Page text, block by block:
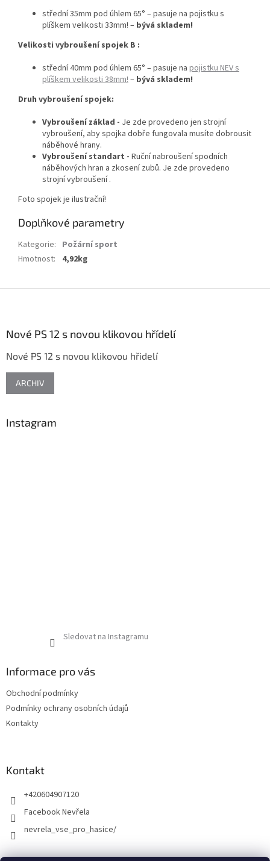
střední 35mm pod úhlem 65° –pasuje na pojistku s
plíškem velikosti 33mm! – bývá skladem!
Velikosti vybroušení spojek B :
střední 40mm pod úhlem 65° –pasuje na pojistku NEV s
plíškem velikosti 38mm! – bývá skladem!
Druh vybroušení spojek:
Vybroušení základ - Je zde provedeno jen strojní
vybroušení, aby spojka dobře fungovala musíte dobrousit
náběhové hrany.
Vybroušení standart - Ruční nabroušení spodních
náběhových hran a zkosení zubů. Je zde provedeno
strojní vybroušení .
Foto spojek je ilustrační!
Doplňkové parametry
Kategorie: Požární sport
Hmotnost: 4,92kg
Nové PS 12 s novou klikovou hřídelí
Nové PS 12 s novou klikovou hřidelí
ARCHIV
Instagram
Sledovat na Instagramu
Informace pro vás
Obchodní podmínky
Podmínky ochrany osobních údajů
Kontakty
Kontakt
+420604907120
Facebook Nevřela
nevrela_vse_pro_hasice/